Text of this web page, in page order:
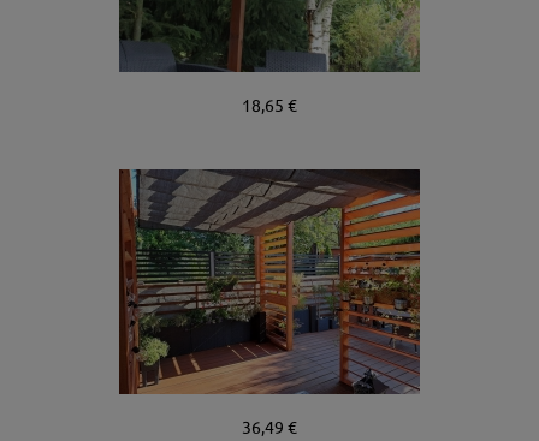
18,65 €
36,49 €